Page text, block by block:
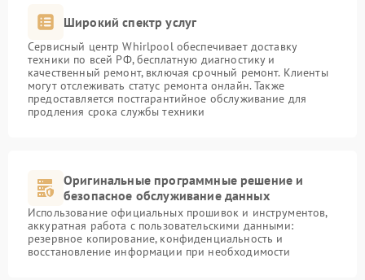
Широкий спектр услуг
Сервисный центр Whirlpool обеспечивает доставку
техники по всей РФ, бесплатную диагностику и
качественный ремонт, включая срочный ремонт. Клиенты
могут отслеживать статус ремонта онлайн. Также
предоставляется постгарантийное обслуживание для
продления срока службы техники
Оригинальные программные решение и
безопасное обслуживание данных
Использование официальных прошивок и инструментов,
аккуратная работа с пользовательскими данными:
резервное копирование, конфиденциальность и
восстановление информации при необходимости